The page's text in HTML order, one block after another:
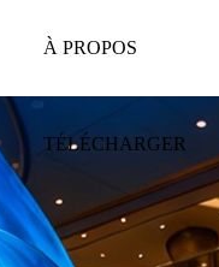
À PROPOS
TÉLÉCHARGER